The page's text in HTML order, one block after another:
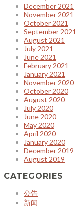
December 2021
November 2021
October 2021
September 2021
August 2021
July 2021
June 2021
February 2021
January 2021
November 2020
October 2020
August 2020
July 2020
June 2020
May 2020
April 2020
January 2020
December 2019
August 2019
CATEGORIES
公告
新闻